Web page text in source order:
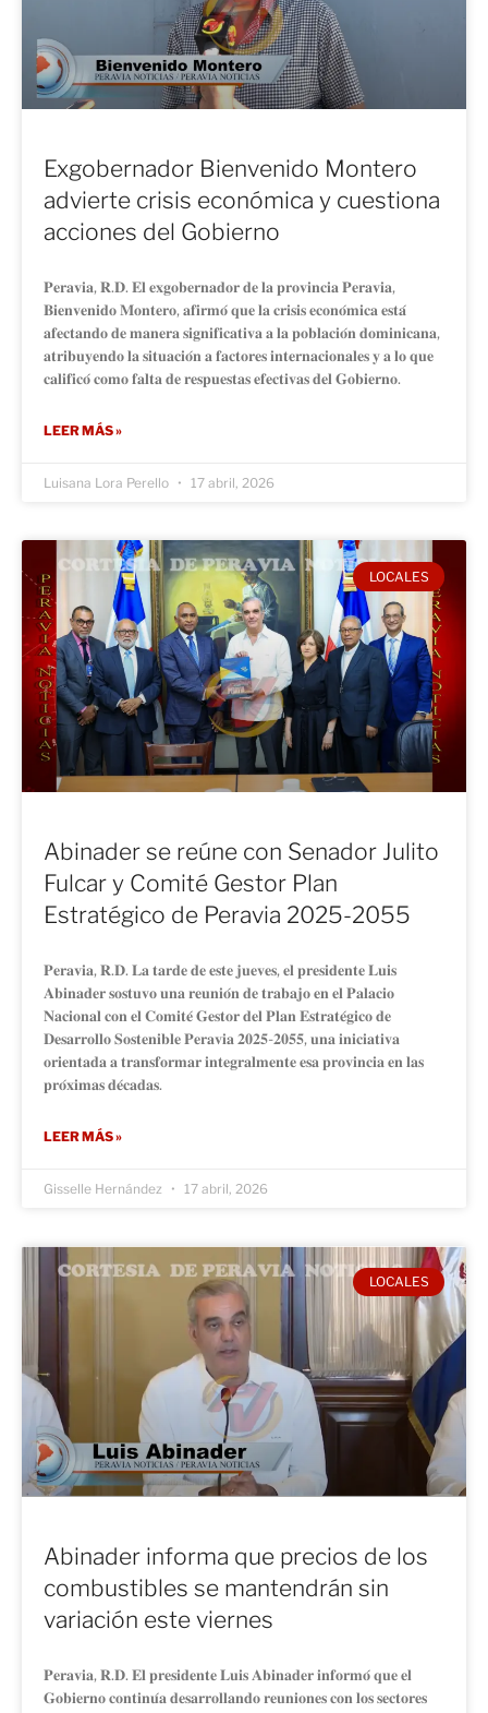
Exgobernador Bienvenido Montero
advierte crisis económica y cuestiona
acciones del Gobierno
𝐏𝐞𝐫𝐚𝐯𝐢𝐚, 𝐑.𝐃. 𝐄𝐥 𝐞𝐱𝐠𝐨𝐛𝐞𝐫𝐧𝐚𝐝𝐨𝐫 𝐝𝐞 𝐥𝐚 𝐩𝐫𝐨𝐯𝐢𝐧𝐜𝐢𝐚 𝐏𝐞𝐫𝐚𝐯𝐢𝐚,
𝐁𝐢𝐞𝐧𝐯𝐞𝐧𝐢𝐝𝐨 𝐌𝐨𝐧𝐭𝐞𝐫𝐨, 𝐚𝐟𝐢𝐫𝐦𝐨́ 𝐪𝐮𝐞 𝐥𝐚 𝐜𝐫𝐢𝐬𝐢𝐬 𝐞𝐜𝐨𝐧𝐨́𝐦𝐢𝐜𝐚 𝐞𝐬𝐭𝐚́
𝐚𝐟𝐞𝐜𝐭𝐚𝐧𝐝𝐨 𝐝𝐞 𝐦𝐚𝐧𝐞𝐫𝐚 𝐬𝐢𝐠𝐧𝐢𝐟𝐢𝐜𝐚𝐭𝐢𝐯𝐚 𝐚 𝐥𝐚 𝐩𝐨𝐛𝐥𝐚𝐜𝐢𝐨́𝐧 𝐝𝐨𝐦𝐢𝐧𝐢𝐜𝐚𝐧𝐚,
𝐚𝐭𝐫𝐢𝐛𝐮𝐲𝐞𝐧𝐝𝐨 𝐥𝐚 𝐬𝐢𝐭𝐮𝐚𝐜𝐢𝐨́𝐧 𝐚 𝐟𝐚𝐜𝐭𝐨𝐫𝐞𝐬 𝐢𝐧𝐭𝐞𝐫𝐧𝐚𝐜𝐢𝐨𝐧𝐚𝐥𝐞𝐬 𝐲 𝐚 𝐥𝐨 𝐪𝐮𝐞
𝐜𝐚𝐥𝐢𝐟𝐢𝐜𝐨́ 𝐜𝐨𝐦𝐨 𝐟𝐚𝐥𝐭𝐚 𝐝𝐞 𝐫𝐞𝐬𝐩𝐮𝐞𝐬𝐭𝐚𝐬 𝐞𝐟𝐞𝐜𝐭𝐢𝐯𝐚𝐬 𝐝𝐞𝐥 𝐆𝐨𝐛𝐢𝐞𝐫𝐧𝐨.
LEER MÁS »
Luisana Lora Perello 17 abril, 2026
LOCALES
Abinader se reúne con Senador Julito
Fulcar y Comité Gestor Plan
Estratégico de Peravia 2025-2055
𝐏𝐞𝐫𝐚𝐯𝐢𝐚, 𝐑.𝐃. 𝐋𝐚 𝐭𝐚𝐫𝐝𝐞 𝐝𝐞 𝐞𝐬𝐭𝐞 𝐣𝐮𝐞𝐯𝐞𝐬, 𝐞𝐥 𝐩𝐫𝐞𝐬𝐢𝐝𝐞𝐧𝐭𝐞 𝐋𝐮𝐢𝐬
𝐀𝐛𝐢𝐧𝐚𝐝𝐞𝐫 𝐬𝐨𝐬𝐭𝐮𝐯𝐨 𝐮𝐧𝐚 𝐫𝐞𝐮𝐧𝐢𝐨́𝐧 𝐝𝐞 𝐭𝐫𝐚𝐛𝐚𝐣𝐨 𝐞𝐧 𝐞𝐥 𝐏𝐚𝐥𝐚𝐜𝐢𝐨
𝐍𝐚𝐜𝐢𝐨𝐧𝐚𝐥 𝐜𝐨𝐧 𝐞𝐥 𝐂𝐨𝐦𝐢𝐭𝐞́ 𝐆𝐞𝐬𝐭𝐨𝐫 𝐝𝐞𝐥 𝐏𝐥𝐚𝐧 𝐄𝐬𝐭𝐫𝐚𝐭𝐞́𝐠𝐢𝐜𝐨 𝐝𝐞
𝐃𝐞𝐬𝐚𝐫𝐫𝐨𝐥𝐥𝐨 𝐒𝐨𝐬𝐭𝐞𝐧𝐢𝐛𝐥𝐞 𝐏𝐞𝐫𝐚𝐯𝐢𝐚 𝟐𝟎𝟐𝟓-𝟐𝟎𝟓𝟓, 𝐮𝐧𝐚 𝐢𝐧𝐢𝐜𝐢𝐚𝐭𝐢𝐯𝐚
𝐨𝐫𝐢𝐞𝐧𝐭𝐚𝐝𝐚 𝐚 𝐭𝐫𝐚𝐧𝐬𝐟𝐨𝐫𝐦𝐚𝐫 𝐢𝐧𝐭𝐞𝐠𝐫𝐚𝐥𝐦𝐞𝐧𝐭𝐞 𝐞𝐬𝐚 𝐩𝐫𝐨𝐯𝐢𝐧𝐜𝐢𝐚 𝐞𝐧 𝐥𝐚𝐬
𝐩𝐫𝐨́𝐱𝐢𝐦𝐚𝐬 𝐝𝐞́𝐜𝐚𝐝𝐚𝐬.
LEER MÁS »
Gisselle Hernández 17 abril, 2026
LOCALES
Abinader informa que precios de los
combustibles se mantendrán sin
variación este viernes
𝐏𝐞𝐫𝐚𝐯𝐢𝐚, 𝐑.𝐃. 𝐄𝐥 𝐩𝐫𝐞𝐬𝐢𝐝𝐞𝐧𝐭𝐞 𝐋𝐮𝐢𝐬 𝐀𝐛𝐢𝐧𝐚𝐝𝐞𝐫 𝐢𝐧𝐟𝐨𝐫𝐦𝐨́ 𝐪𝐮𝐞 𝐞𝐥
𝐆𝐨𝐛𝐢𝐞𝐫𝐧𝐨 𝐜𝐨𝐧𝐭𝐢𝐧𝐮́𝐚 𝐝𝐞𝐬𝐚𝐫𝐫𝐨𝐥𝐥𝐚𝐧𝐝𝐨 𝐫𝐞𝐮𝐧𝐢𝐨𝐧𝐞𝐬 𝐜𝐨𝐧 𝐥𝐨𝐬 𝐬𝐞𝐜𝐭𝐨𝐫𝐞𝐬